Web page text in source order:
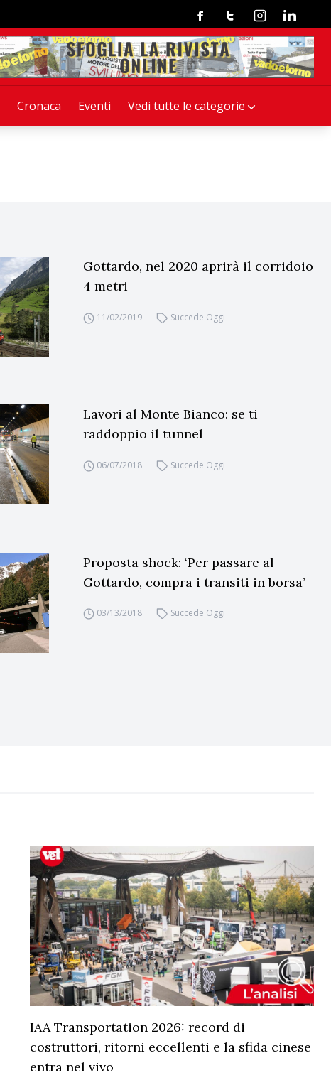
Cronaca Eventi Vedi tutte le categorie
FacebookTwitterInstagramLinkedin
Gottardo, nel 2020 aprirà il corridoio
4 metri
11/02/2019 Succede Oggi
Lavori al Monte Bianco: se ti
raddoppio il tunnel
06/07/2018 Succede Oggi
Proposta shock: ‘Per passare al
Gottardo, compra i transiti in borsa’
03/13/2018 Succede Oggi
IAA Transportation 2026: record di
costruttori, ritorni eccellenti e la sfida cinese
entra nel vivo